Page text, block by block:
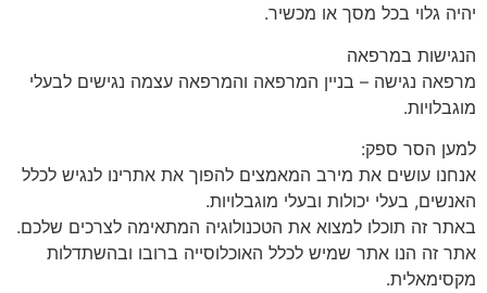
יהיה גלוי בכל מסך או מכשיר.
הנגישות במרפאה
מרפאה נגישה – בניין המרפאה והמרפאה עצמה נגישים לבעלי
מוגבלויות.
למען הסר ספק:
אנחנו עושים את מירב המאמצים להפוך את אתרינו לנגיש לכלל
האנשים, בעלי יכולות ובעלי מוגבלויות.
באתר זה תוכלו למצוא את הטכנולוגיה המתאימה לצרכים שלכם.
אתר זה הנו אתר שמיש לכלל האוכלוסייה ברובו ובהשתדלות
מקסימאלית.